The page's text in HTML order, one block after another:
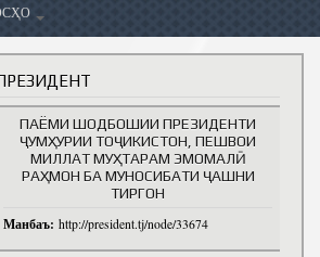
ПАЁМИ ШОДБОШИИ ПРЕЗИДЕНТИ
ҶУМҲУРИИ ТОҶИКИСТОН, ПЕШВОИ
МИЛЛАТ МУҲТАРАМ ЭМОМАЛӢ
РАҲМОН БА МУНОСИБАТИ ҶАШНИ
ТИРГОН
Манбаъ: http://president.tj/node/33674